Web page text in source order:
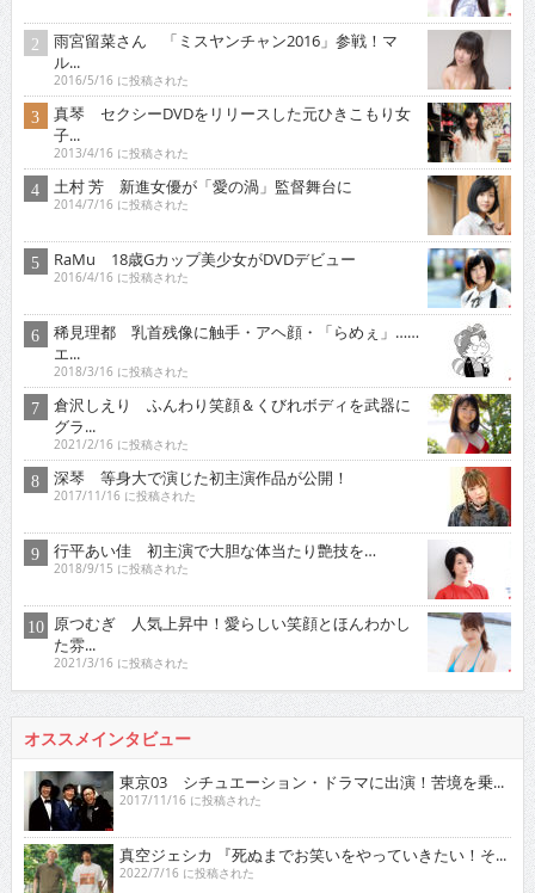
雨宮留菜さん 「ミスヤンチャン2016」参戦！マ
ル...
2016/5/16 に投稿された
真琴 セクシーDVDをリリースした元ひきこもり女
子...
2013/4/16 に投稿された
土村 芳 新進女優が「愛の渦」監督舞台に
2014/7/16 に投稿された
RaMu 18歳Gカップ美少女がDVDデビュー
2016/4/16 に投稿された
稀見理都 乳首残像に触手・アヘ顔・「らめぇ」……
エ...
2018/3/16 に投稿された
倉沢しえり ふんわり笑顔＆くびれボディを武器に
グラ...
2021/2/16 に投稿された
深琴 等身大で演じた初主演作品が公開！
2017/11/16 に投稿された
行平あい佳 初主演で大胆な体当たり艶技を…
2018/9/15 に投稿された
原つむぎ 人気上昇中！愛らしい笑顔とほんわかし
た雰...
2021/3/16 に投稿された
オススメインタビュー
東京03 シチュエーション・ドラマに出演！苦境を乗...
2017/11/16 に投稿された
真空ジェシカ 『死ぬまでお笑いをやっていきたい！そ...
2022/7/16 に投稿された